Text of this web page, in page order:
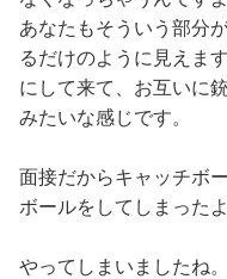
あなたもそういう部分
るだけのように見えま
にして来て、お互いに
みたいな感じです。
面接だからキャッチボ
ボールをしてしまった
やってしまいましたね。